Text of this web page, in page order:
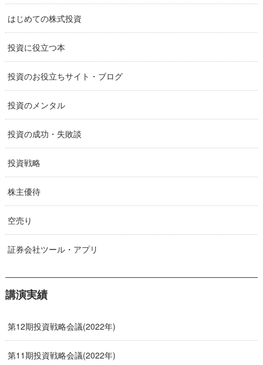
はじめての株式投資
投資に役立つ本
投資のお役立ちサイト・ブログ
投資のメンタル
投資の成功・失敗談
投資戦略
株主優待
空売り
証券会社ツール・アプリ
講演実績
第12期投資戦略会議(2022年)
第11期投資戦略会議(2022年)